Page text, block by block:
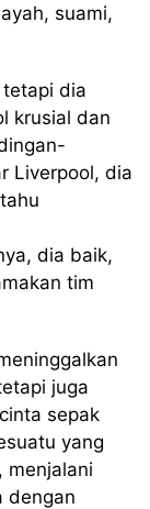
suami,
dia
krusial dan
Liverpool, dia
dia baik,
tim
juga
sepak
yang
menjalani
dengan